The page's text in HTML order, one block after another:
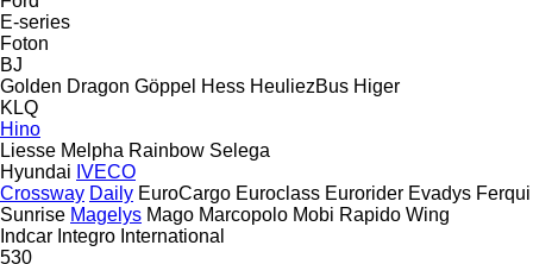
E-series
Foton
BJ
Golden Dragon Göppel Hess HeuliezBus Higer
KLQ
Hino
Liesse Melpha Rainbow Selega
Hyundai IVECO
Crossway Daily EuroCargo Euroclass Eurorider Evadys Ferqui
Sunrise Magelys Mago Marcopolo Mobi Rapido Wing
Indcar Integro International
530